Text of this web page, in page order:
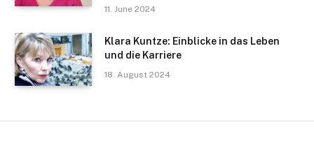
11. June 2024
Klara Kuntze: Einblicke in das Leben
und die Karriere
18. August 2024